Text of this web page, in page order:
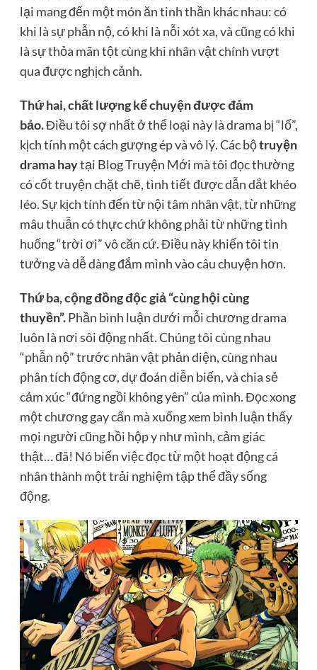
lại mang đến một món ăn tinh thần khác nhau: có
khi là sự phẫn nộ, có khi là nỗi xót xa, và cũng có khi
là sự thỏa mãn tột cùng khi nhân vật chính vượt
qua được nghịch cảnh.
Thứ hai, chất lượng kể chuyện được đảm
bảo.Điều tôi sợ nhất ở thể loại này là drama bị “lố”,
kịch tính một cách gượng ép và vô lý. Các bộtruyện
drama haytại Blog Truyện Mới mà tôi đọc thường
có cốt truyện chặt chẽ, tình tiết được dẫn dắt khéo
léo. Sự kịch tính đến từ nội tâm nhân vật, từ những
mâu thuẫn có thực chứ không phải từ những tình
huống “trời ơi” vô căn cứ. Điều này khiến tôi tin
tưởng và dễ dàng đắm mình vào câu chuyện hơn.
Thứ ba, cộng đồng độc giả “cùng hội cùng
thuyền”.Phần bình luận dưới mỗi chương drama
luôn là nơi sôi động nhất. Chúng tôi cùng nhau
“phẫn nộ” trước nhân vật phản diện, cùng nhau
phân tích động cơ, dự đoán diễn biến, và chia sẻ
cảm xúc “đứng ngồi không yên” của mình. Đọc xong
một chương gay cấn mà xuống xem bình luận thấy
mọi người cũng hồi hộp y như mình, cảm giác
thật… đã! Nó biến việc đọc từ một hoạt động cá
nhân thành một trải nghiệm tập thể đầy sống
động.